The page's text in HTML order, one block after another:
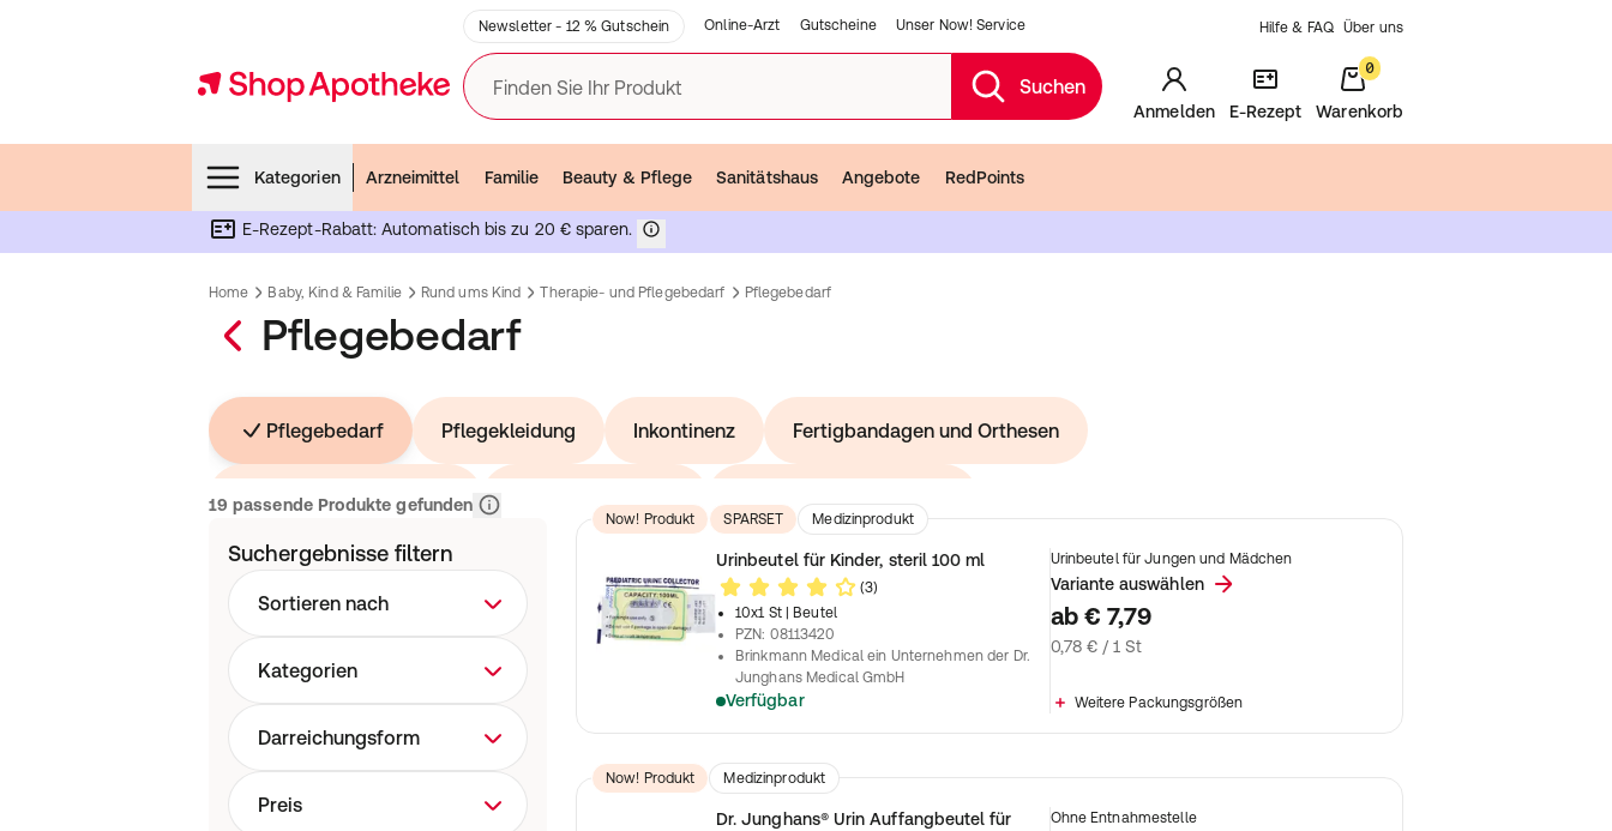
Newsletter - 12 % Gutschein Online-Arzt Gutscheine Unser Now! Service Hilfe & FAQ Über uns
Finden Sie Ihr Produkt Suchen
Anmelden E-Rezept
0
Warenkorb
Kategorien
Arzneimittel Familie Beauty & Pflege Sanitätshaus Angebote RedPoints
E-Rezept-Rabatt: Automatisch bis zu 20 € sparen.
Home Baby, Kind & Familie Rund ums Kind Therapie- und Pflegebedarf Pflegebedarf
Pflegebedarf
Pflegebedarf Pflegekleidung Inkontinenz Fertigbandagen und Orthesen
Rollstühle und Gehhilfen
19 passende Produkte gefundenRelevanz
Suchergebnisse filtern
Sortieren nach
Kategorien
Darreichungsform
Preis
Now! Produkt SPARSET Medizinprodukt
Urinbeutel für Kinder, steril 100 ml
(3)
10x1 St
| Beutel
PZN: 08113420
Brinkmann Medical ein Unternehmen der Dr.
Junghans Medical GmbH
Verfügbar
Urinbeutel für Jungen und Mädchen
Variante auswählen
ab € 7,79
0,78 € / 1 St
Weitere Packungsgrößen
Now! Produkt Medizinprodukt
Dr. Junghans® Urin Auffangbeutel für
Ohne Entnahmestelle